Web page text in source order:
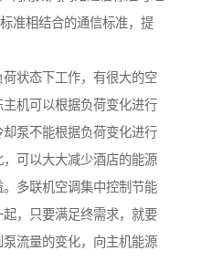
准相结合的通信标准，提
状态下工作，有很大的空
机可以根据负荷变化进行
泵不能根据负荷变化进行
可以大大减少酒店的能源
多联机空调集中控制节能
，只要满足终需求，就要
流量的变化，向主机能源